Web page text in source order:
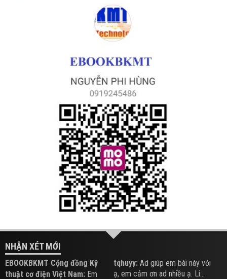
NHẬN XÉT MỚI
EBOOKBKMT Cộng đồng Kỹ
thuật cơ điện Việt Nam: Em
tqhuyy: Ad giúp em bài này với
ạ, em cảm ơn ad nhiều ạ. Li...